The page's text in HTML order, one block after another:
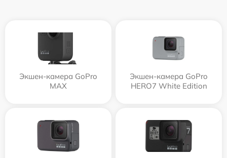
Экшен-камера GoPro
MAX
Экшен-камера GoPro
HERO7 White Edition